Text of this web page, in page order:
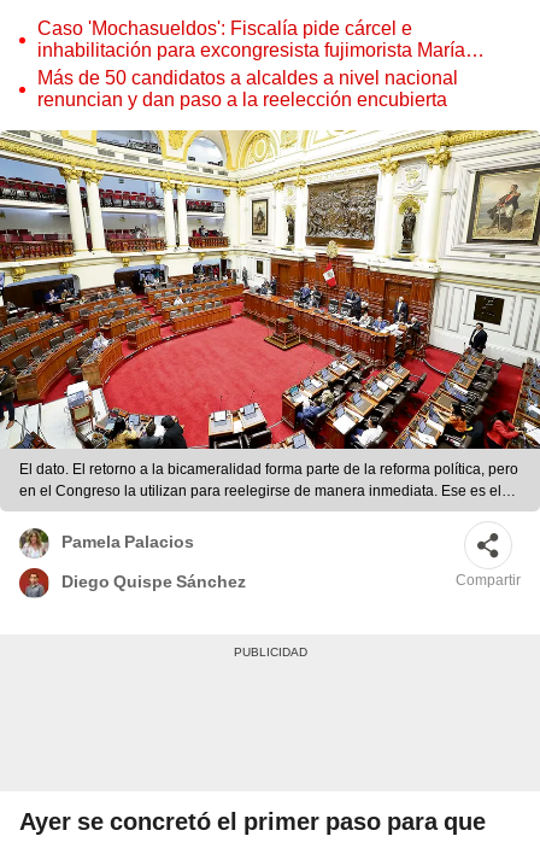
Caso 'Mochasueldos': Fiscalía pide cárcel e
inhabilitación para excongresista fujimorista María
Cordero Jon Tay
Más de 50 candidatos a alcaldes a nivel nacional
renuncian y dan paso a la reelección encubierta
El dato. El retorno a la bicameralidad forma parte de la reforma política, pero
en el Congreso la utilizan para reelegirse de manera inmediata. Ese es el
trasfondo de su aprobación. Foto: difusión
Pamela Palacios
Diego Quispe Sánchez Compartir
Ayer se concretó el primer paso para que